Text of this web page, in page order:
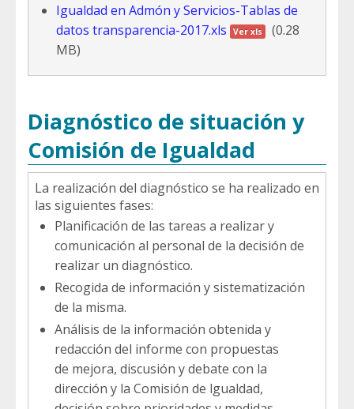
Igualdad en Admón y Servicios-Tablas de
datos transparencia-2017.xls
Ver xls
(0.28
MB)
Diagnóstico de situación y
Comisión de Igualdad
La realización del diagnóstico se ha realizado en
las siguientes fases:
Planificación de las tareas a realizar y
comunicación al personal de la decisión de
realizar un diagnóstico.
Recogida de información y sistematización
de la misma.
Análisis de la información obtenida y
redacción del informe con propuestas
de mejora, discusión y debate con la
dirección y la Comisión de lgualdad,